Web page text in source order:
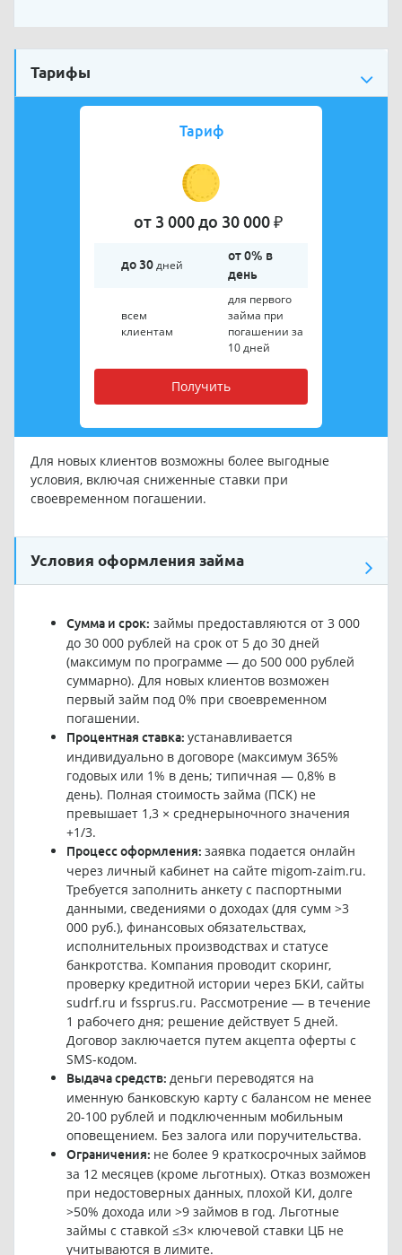
Тарифы
Тариф
от 3 000 до 30 000 ₽
до 30дней
от 0% в
день
всем
клиентам
для первого
займа при
погашении за
10 дней
Получить
Для новых клиентов возможны более выгодные
условия, включая сниженные ставки при
своевременном погашении.
Условия оформления займа
Сумма и срок: займы предоставляются от 3 000
до 30 000 рублей на срок от 5 до 30 дней
(максимум по программе — до 500 000 рублей
суммарно). Для новых клиентов возможен
первый займ под 0% при своевременном
погашении.
Процентная ставка: устанавливается
индивидуально в договоре (максимум 365%
годовых или 1% в день; типичная — 0,8% в
день). Полная стоимость займа (ПСК) не
превышает 1,3 × среднерыночного значения
+1/3.
Процесс оформления: заявка подается онлайн
через личный кабинет на сайте migom-zaim.ru.
Требуется заполнить анкету с паспортными
данными, сведениями о доходах (для сумм >3
000 руб.), финансовых обязательствах,
исполнительных производствах и статусе
банкротства. Компания проводит скоринг,
проверку кредитной истории через БКИ, сайты
sudrf.ru и fssprus.ru. Рассмотрение — в течение
1 рабочего дня; решение действует 5 дней.
Договор заключается путем акцепта оферты с
SMS-кодом.
Выдача средств: деньги переводятся на
именную банковскую карту с балансом не менее
20-100 рублей и подключенным мобильным
оповещением. Без залога или поручительства.
Ограничения: не более 9 краткосрочных займов
за 12 месяцев (кроме льготных). Отказ возможен
при недостоверных данных, плохой КИ, долге
>50% дохода или >9 займов в год. Льготные
займы с ставкой ≤3× ключевой ставки ЦБ не
учитываются в лимите.